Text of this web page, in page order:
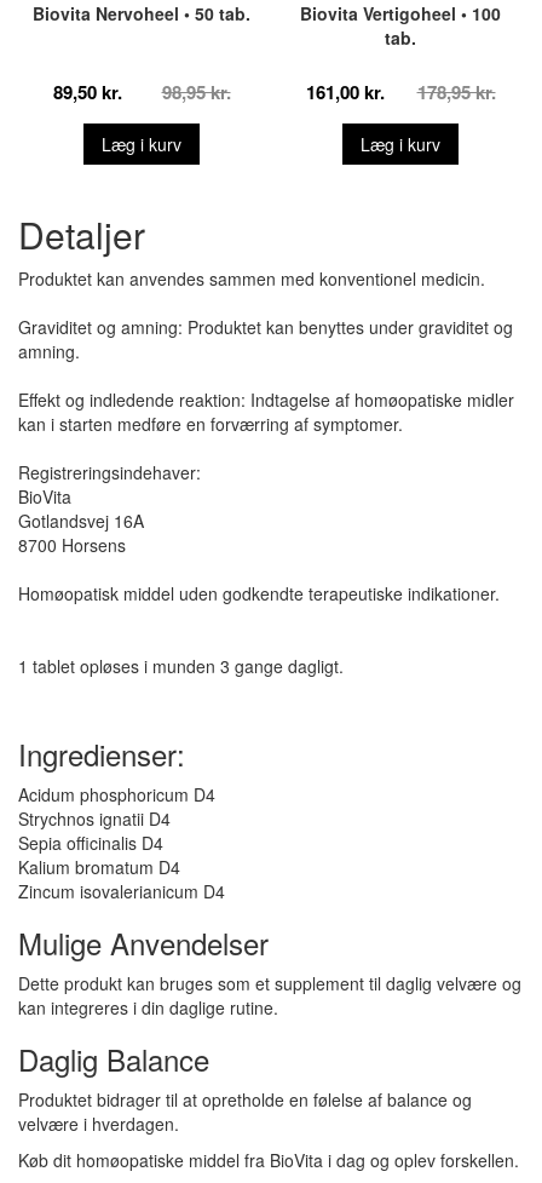
Biovita Nervoheel • 50 tab.
89,50 kr. 98,95 kr.
Læg i kurv
Biovita Vertigoheel • 100
tab.
161,00 kr. 178,95 kr.
Læg i kurv
Detaljer
Produktet kan anvendes sammen med konventionel medicin.
Graviditet og amning: Produktet kan benyttes under graviditet og
amning.
Effekt og indledende reaktion: Indtagelse af homøopatiske midler
kan i starten medføre en forværring af symptomer.
Registreringsindehaver:
BioVita
Gotlandsvej 16A
8700 Horsens
Homøopatisk middel uden godkendte terapeutiske indikationer.
1 tablet opløses i munden 3 gange dagligt.
Ingredienser:
Acidum phosphoricum D4
Strychnos ignatii D4
Sepia officinalis D4
Kalium bromatum D4
Zincum isovalerianicum D4
Mulige Anvendelser
Dette produkt kan bruges som et supplement til daglig velvære og
kan integreres i din daglige rutine.
Daglig Balance
Produktet bidrager til at opretholde en følelse af balance og
velvære i hverdagen.
Køb dit homøopatiske middel fra BioVita i dag og oplev forskellen.